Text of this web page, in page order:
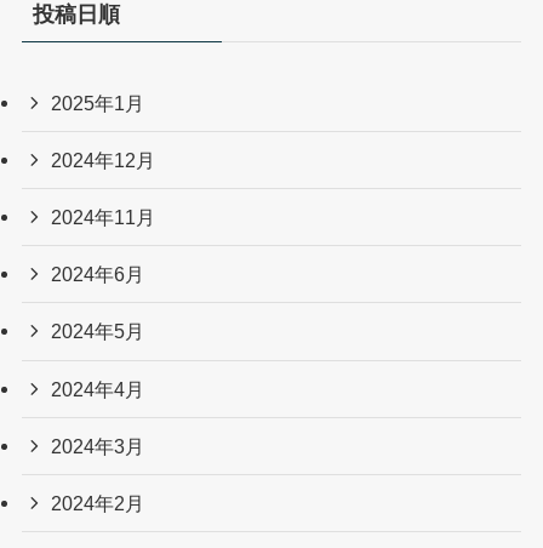
投稿日順
2025年1月
2024年12月
2024年11月
2024年6月
2024年5月
2024年4月
2024年3月
2024年2月